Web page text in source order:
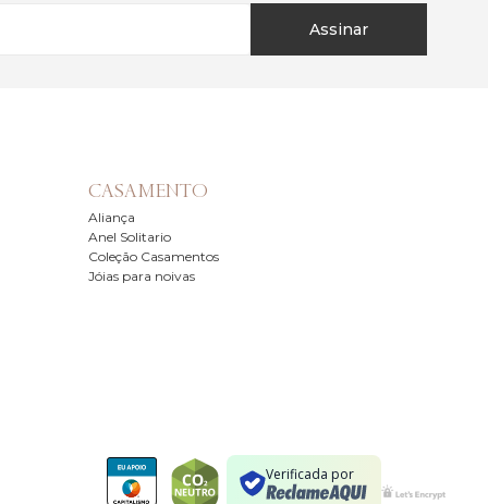
Assinar
CASAMENTO
Aliança
Anel Solitario
Coleção Casamentos
Jóias para noivas
Verificada por